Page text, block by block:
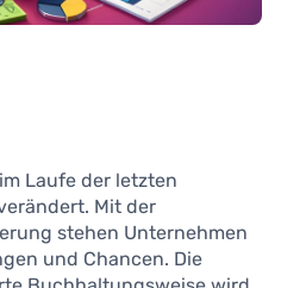
Laufe der letzten
Mit der
stehen Unternehmen
und Chancen. Die